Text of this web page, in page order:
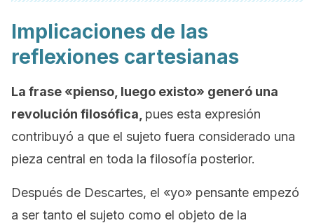
Implicaciones de las
reflexiones cartesianas
La frase «pienso, luego existo» generó una
revolución filosófica, pues esta expresión
contribuyó a que el sujeto fuera considerado una
pieza central en toda la filosofía posterior.
Después de Descartes, el «yo» pensante empezó
a ser tanto el sujeto como el objeto de la